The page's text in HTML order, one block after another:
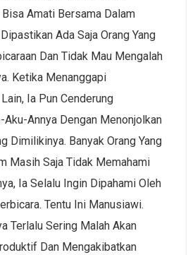
Amati Bersama Dalam
Ada Saja Orang Yang
Dan Tidak Mau Mengalah
Ketika Menanggapi
Ia Pun Cenderung
Annya Dengan Menonjolkan
Dimilikinya. Banyak Orang Yang
Masih Saja Tidak Memahami
Ia Selalu Ingin Dipahami Oleh
Tentu Ini Manusiawi.
Terlalu Sering Malah Akan
Dan Mengakibatkan